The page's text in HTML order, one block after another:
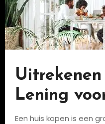
Lening
Een huis kopen is een